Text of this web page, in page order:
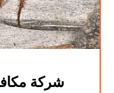
شركة